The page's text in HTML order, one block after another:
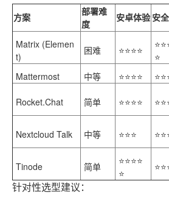
方案
部署难
度
安卓体验 安
Matrix (Elemen
t)
困难 ⭐⭐⭐⭐
⭐
Mattermost
中等 ⭐⭐⭐⭐
Rocket.Chat 简单 ⭐⭐⭐⭐
Nextcloud Talk 中等 ⭐⭐⭐
Tinode 简单
⭐⭐⭐⭐
⭐
针对性选型建议：